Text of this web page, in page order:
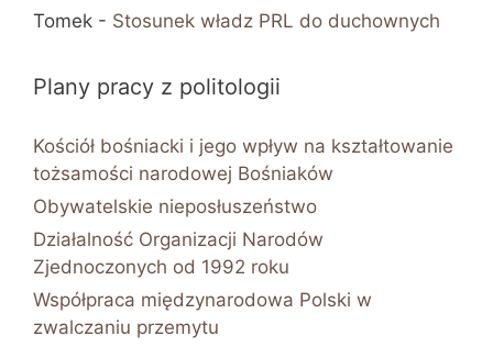
Tomek - Stosunek władz PRL do duchownych
Plany pracy z politologii
Kościół bośniacki i jego wpływ na kształtowanie
tożsamości narodowej Bośniaków
Obywatelskie nieposłuszeństwo
Działalność Organizacji Narodów
Zjednoczonych od 1992 roku
Współpraca międzynarodowa Polski w
zwalczaniu przemytu